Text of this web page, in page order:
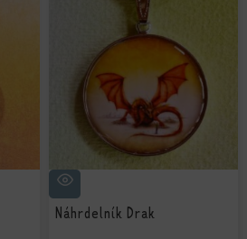
Náhrdelník Drak